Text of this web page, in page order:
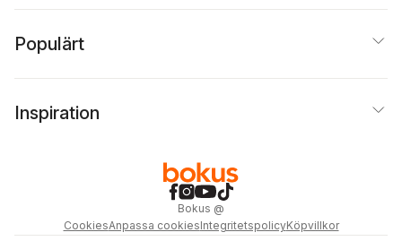
Populärt
Inspiration
Bokus @
CookiesAnpassa cookiesIntegritetspolicyKöpvillkor